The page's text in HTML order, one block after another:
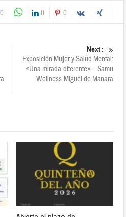
0 0 0
Next :
Exposición Mujer y Salud Mental:
«Una mirada diferente» – Samu
Wellness Miguel de Mañara